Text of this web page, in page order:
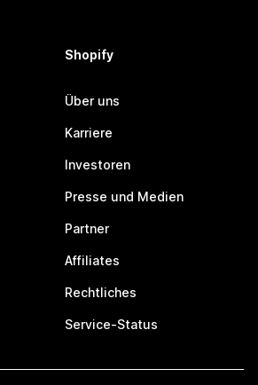
Shopify
Über uns
Karriere
Investoren
Presse und Medien
Partner
Affiliates
Rechtliches
Service-Status